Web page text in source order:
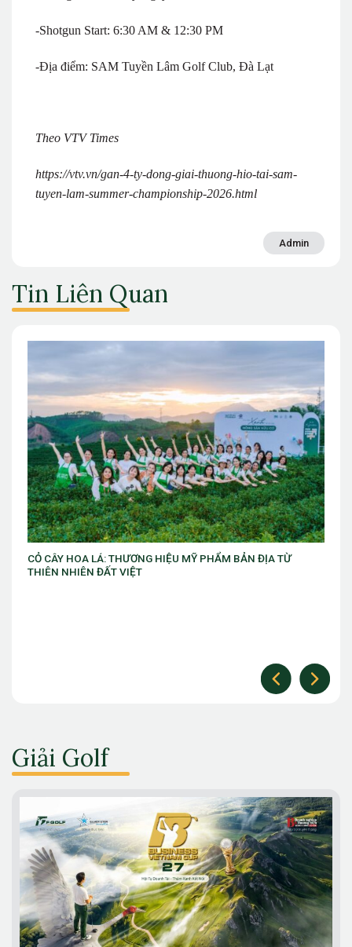
-Shotgun Start: 6:30 AM & 12:30 PM
-Địa điểm: SAM Tuyền Lâm Golf Club, Đà Lạt
Theo VTV Times
https://vtv.vn/gan-4-ty-dong-giai-thuong-hio-tai-sam-
tuyen-lam-summer-championship-2026.html
Admin
Tin Liên Quan
VIB ra mắt chương trình “VIB Swing – Mở khóa đặc quyền,
làm chủ thời cuộc” với ưu đãi Golf lên đến 10 triệu đồng
Giải Golf